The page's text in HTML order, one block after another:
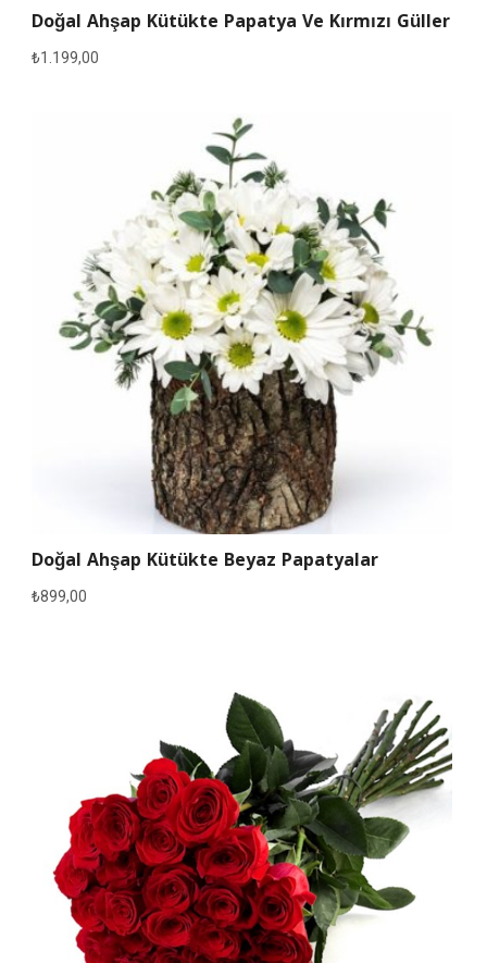
Doğal Ahşap Kütükte Papatya Ve Kırmızı Güller
₺1.199,00
Doğal Ahşap Kütükte Beyaz Papatyalar
₺899,00